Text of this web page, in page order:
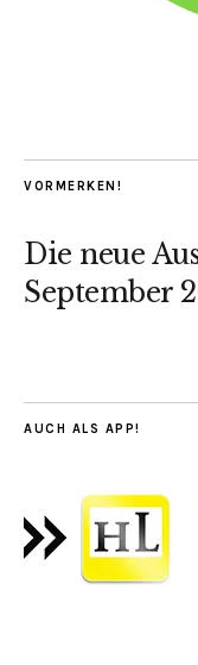
VORMERKEN!
Die neue
September
AUCH ALS APP!